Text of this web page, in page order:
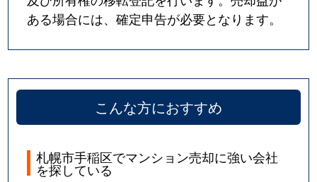
ある場合には、確定申告が必要となります。
こんな方におすすめ
札幌市手稲区でマンション売却に強い会社
を探している